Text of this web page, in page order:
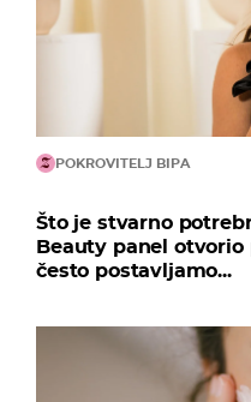
POKROVITELJ BIPA
Što je stvarno
Beauty panel
često postavljamo...